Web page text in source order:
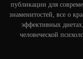
публикации для
знаменитостей, все о
эффективных
человеческой